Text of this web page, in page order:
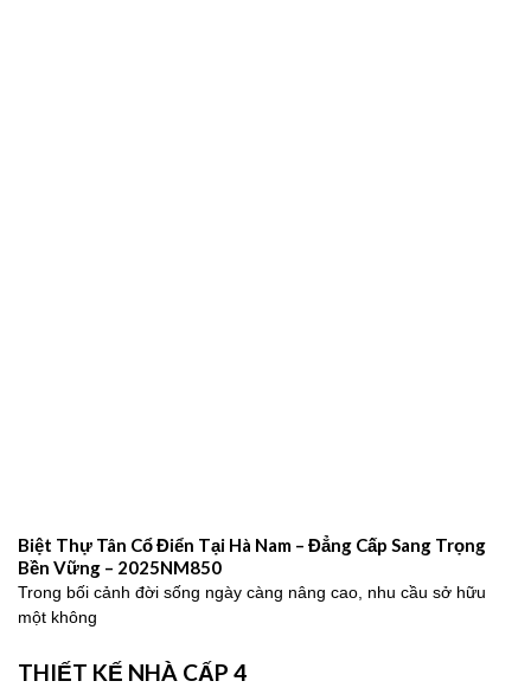
Biệt Thự Tân Cổ Điển Tại Hà Nam – Đẳng Cấp Sang Trọng
Bền Vững – 2025NM850
Trong bối cảnh đời sống ngày càng nâng cao, nhu cầu sở hữu
một không
THIẾT KẾ NHÀ CẤP 4